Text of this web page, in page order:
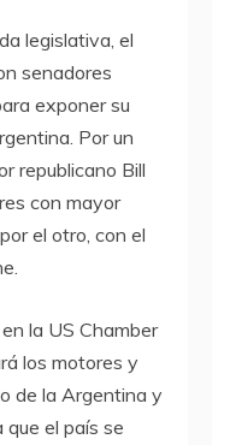
legislativa, el
senadores
exponer su
Por un
republicano Bill
con mayor
el otro, con el
la US Chamber
los motores y
de la Argentina y
el país se